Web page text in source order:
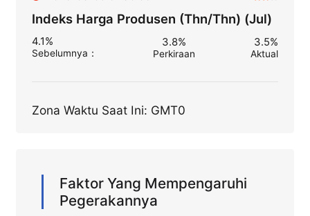
Indeks Harga Produsen (Thn/Thn) (Jul)
4.1%
Sebelumnya ：
3.8%
Perkiraan
3.5%
Aktual
Zona Waktu Saat Ini: GMT0
Faktor Yang Mempengaruhi
Pegerakannya